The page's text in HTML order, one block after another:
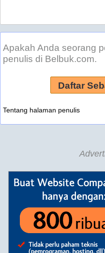
Apakah Anda seorang
penulis di Belbuk.com.
Daftar
Tentang halaman penulis